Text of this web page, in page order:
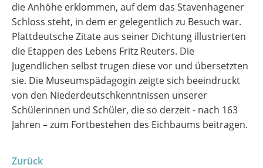
die Anhöhe erklommen, auf dem das Stavenhagener
Schloss steht, in dem er gelegentlich zu Besuch war.
Plattdeutsche Zitate aus seiner Dichtung illustrierten
die Etappen des Lebens Fritz Reuters. Die
Jugendlichen selbst trugen diese vor und übersetzten
sie. Die Museumspädagogin zeigte sich beeindruckt
von den Niederdeutschkenntnissen unserer
Schülerinnen und Schüler, die so derzeit - nach 163
Jahren – zum Fortbestehen des Eichbaums beitragen.
Zurück